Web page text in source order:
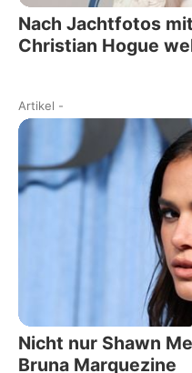
Nach Jachtfotos
Christian Hogue
Artikel -
Nicht nur Shawn
Bruna Marquezine